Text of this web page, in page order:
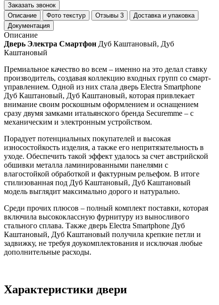
Заказать звонок
Описание
Фото текстур Отзывы 3
Доставка и упаковка
Документация
Описание
Дверь Электра Смартфон Дуб Каштановый, Дуб
Каштановый
Премиальное качество во всем – именно на это делал ставку
производитель, создавая коллекцию входных групп со смарт-
управлением. Одной из них стала дверь Electra Smartphone
Дуб Каштановый, Дуб Каштановый, которая привлекает
внимание своим роскошным оформлением и оснащением
сразу двумя замками итальянского бренда Securemme – с
механическим и электронным устройством.
Порадует потенциальных покупателей и высокая
износостойкость изделия, а также его непритязательность в
уходе. Обеспечить такой эффект удалось за счет австрийской
обшивки металла ламинированными панелями с
влагостойкой обработкой и фактурным рельефом. В итоге
стилизованная под Дуб Каштановый, Дуб Каштановый
модель выглядит максимально дорого и натурально.
Среди прочих плюсов – полный комплект поставки, которая
включила высококлассную фурнитуру из выносливого
стального сплава. Также дверь Electra Smartphone Дуб
Каштановый, Дуб Каштановый получила крепкие петли и
задвижку, не требуя доукомплектования и исключая любые
дополнительные расходы.
Характеристики двери